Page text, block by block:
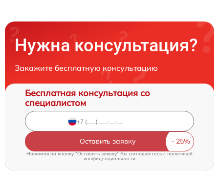
Нужна консультация?
Закажите бесплатную консультацию
Бесплатная консультация со
специалистом
Оставить заявку
Нажимая на кнопку "Оставить заявку" Вы соглашаетесь c политикой
конфиденциальности